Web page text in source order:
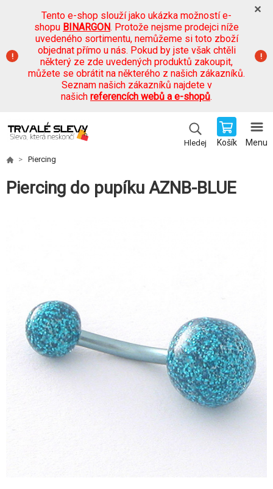
Tento e-shop slouží jako ukázka možností e-
shopu BINARGON. Protože nejsme prodejci níže
uvedeného sortimentu, nemůžeme si toto zboží
objednat přímo u nás. Pokud by jste však chtěli
některý ze zde uvedených produktů zakoupit,
můžete se obrátit na některého z našich zákazníků.
Seznam našich zákazníků najdete v
našich referencích webů a e-shopů.
Hledej Košík Menu
Piercing
Piercing do pupíku AZNB-BLUE